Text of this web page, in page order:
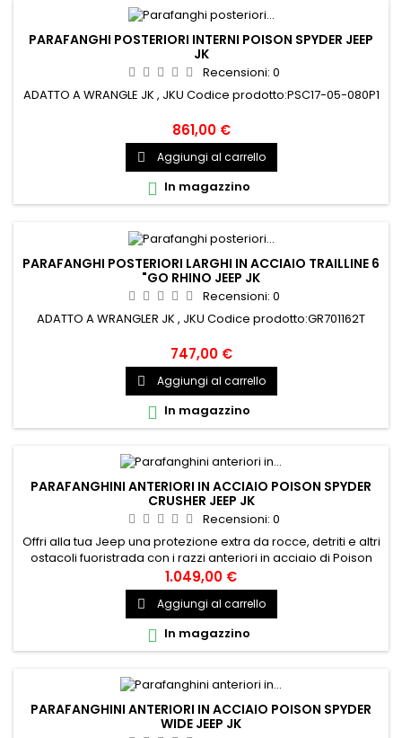
PARAFANGHI POSTERIORI INTERNI POISON SPYDER JEEP
JK
Recensioni: 0
ADATTO A WRANGLE JK , JKU Codice prodotto:PSC17-05-080P1
861,00 €
 Aggiungi al carrello
 In magazzino
PARAFANGHI POSTERIORI LARGHI IN ACCIAIO TRAILLINE 6
"GO RHINO JEEP JK
Recensioni: 0
ADATTO A WRANGLER JK , JKU Codice prodotto:GR701162T
747,00 €
 Aggiungi al carrello
 In magazzino
PARAFANGHINI ANTERIORI IN ACCIAIO POISON SPYDER
CRUSHER JEEP JK
Recensioni: 0
Offri alla tua Jeep una protezione extra da rocce, detriti e altri
ostacoli fuoristrada con i razzi anteriori in acciaio di Poison
Spyder Crusher. I bagliori anteriori in acciaio dimostrano sia
l'estetica che la durata della tua Jeep durante le tue
avventure fuoristrada. ADATTO A WRANGLER JK , JKU Codice
prodotto:PSC17-03-030
1.049,00 €
 Aggiungi al carrello
 In magazzino
PARAFANGHINI ANTERIORI IN ACCIAIO POISON SPYDER
WIDE JEEP JK